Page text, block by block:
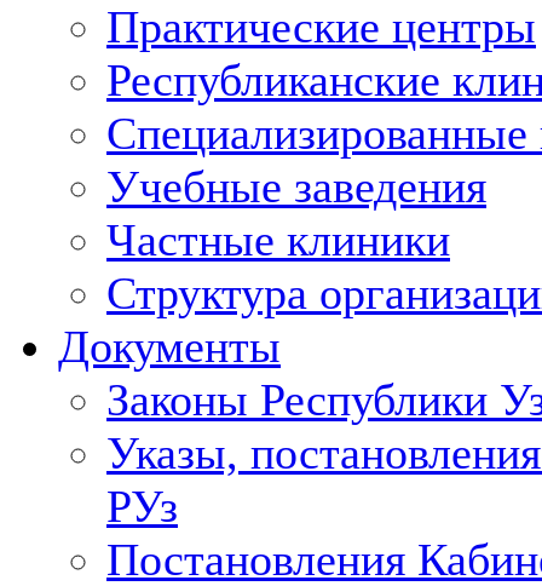
Практические центры
Республиканские
Учебные заведения
Частные клиники
Структура
Документы
Законы Республики
Указы,
РУз
Постановления